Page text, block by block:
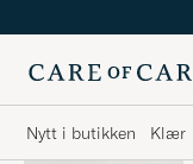
Nytt i butikken Klær